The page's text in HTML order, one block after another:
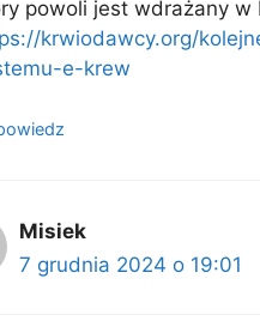
powoli jest wdrażany w
krwiodawcy.org/
e-krew
Misiek
7 grudnia 2024 o 19:01